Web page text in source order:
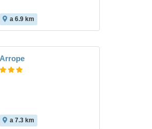
a 6.9 km
Arrope
a 7.3 km